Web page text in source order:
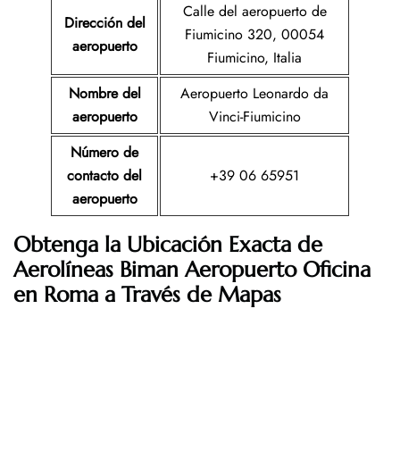
Dirección del
aeropuerto
Calle del aeropuerto de
Fiumicino 320, 00054
Fiumicino, Italia
Nombre del
aeropuerto
Aeropuerto Leonardo da
Vinci-Fiumicino
Número de
contacto del
aeropuerto
+39 06 65951
Obtenga la Ubicación Exacta de
Aerolíneas Biman Aeropuerto Oficina
en Roma a Través de Mapas